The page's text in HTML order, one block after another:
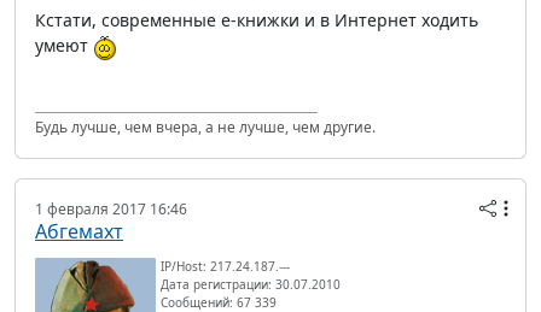
Кстати, современные е-книжки и в Интернет ходить
умеют
Будь лучше, чем вчера, а не лучше, чем другие.
1 февраля 2017 16:46
Абгемахт
IP/Host: 217.24.187.---
Дата регистрации: 30.07.2010
Сообщений: 67 339